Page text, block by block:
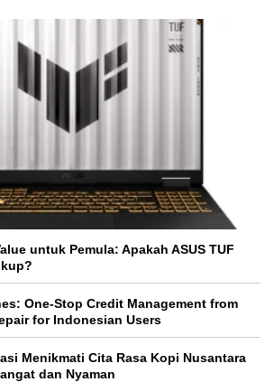
untuk Pemula: Apakah ASUS TUF
One-Stop Credit Management from
for Indonesian Users
Menikmati Cita Rasa Kopi Nusantara
dan Nyaman